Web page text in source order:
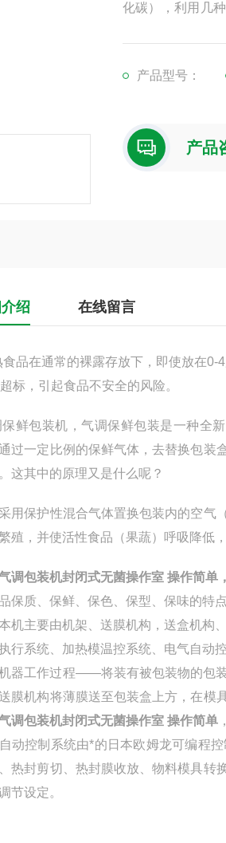
化碳），利用几
产品型号：
产品
绍 在线留言
食品在通常的裸露存放下，即使放在
标，引起食品不安全的风险。
鲜包装机，气调保鲜包装是一种全
过一定比例的保鲜气体，去替换包装
这其中的原理又是什么呢？
用保护性混合气体置换包装内的空气
殖，并使活性食品（果蔬）呼吸降低
调包装机封闭式无菌操作室 操作简单
保质、保鲜、保色、保型、保味的特点
要由机架、送膜机构，送盒机构、
行系统、加热模温控系统、电气自动
作过程——将装有被包装物的包装盒
膜机构将薄膜送至包装盒上方，在模
调包装机封闭式无菌操作室 操作简单 ，
动控制系统由*的日本欧姆龙可编程
热封剪切、热封膜收放、物料模具转
节设定。